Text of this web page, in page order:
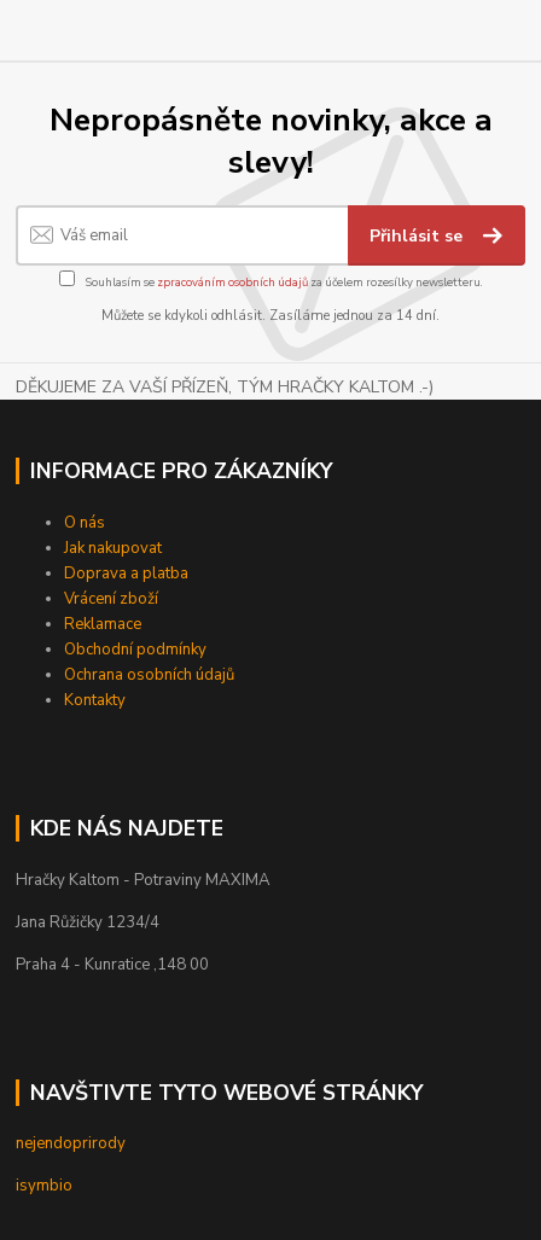
Nepropásněte novinky, akce a
slevy!
Přihlásit se
Souhlasím se zpracováním osobních údajůza účelem rozesílky newsletteru.
Můžete se kdykoli odhlásit. Zasíláme jednou za 14 dní.
DĚKUJEME ZA VAŠÍ PŘÍZEŇ, TÝM HRAČKY KALTOM .-)
INFORMACE PRO ZÁKAZNÍKY
O nás
Jak nakupovat
Doprava a platba
Vrácení zboží
Reklamace
Obchodní podmínky
Ochrana osobních údajů
Kontakty
KDE NÁS NAJDETE
Hračky Kaltom - Potraviny MAXIMA
Jana Růžičky 1234/4
Praha 4 - Kunratice ,148 00
NAVŠTIVTE TYTO WEBOVÉ STRÁNKY
nejendoprirody
isymbio